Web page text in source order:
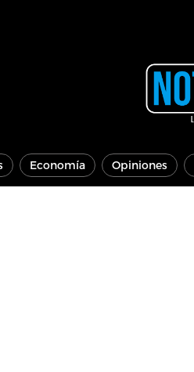
Economía Opiniones